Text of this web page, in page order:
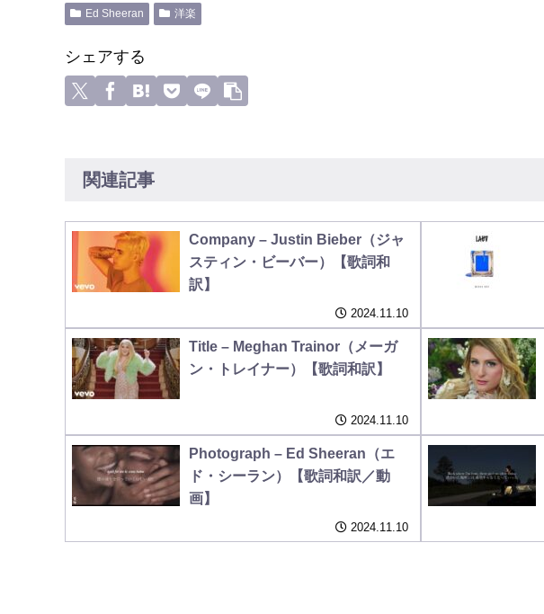
Ed Sheeran 洋楽
シェアする
関連記事
Company – Justin Bieber（ジャ
スティン・ビーバー）【歌詞和
訳】
2024.11.10
Title – Meghan Trainor（メーガ
ン・トレイナー）【歌詞和訳】
2024.11.10
Photograph – Ed Sheeran（エ
ド・シーラン）【歌詞和訳／動
画】
2024.11.10